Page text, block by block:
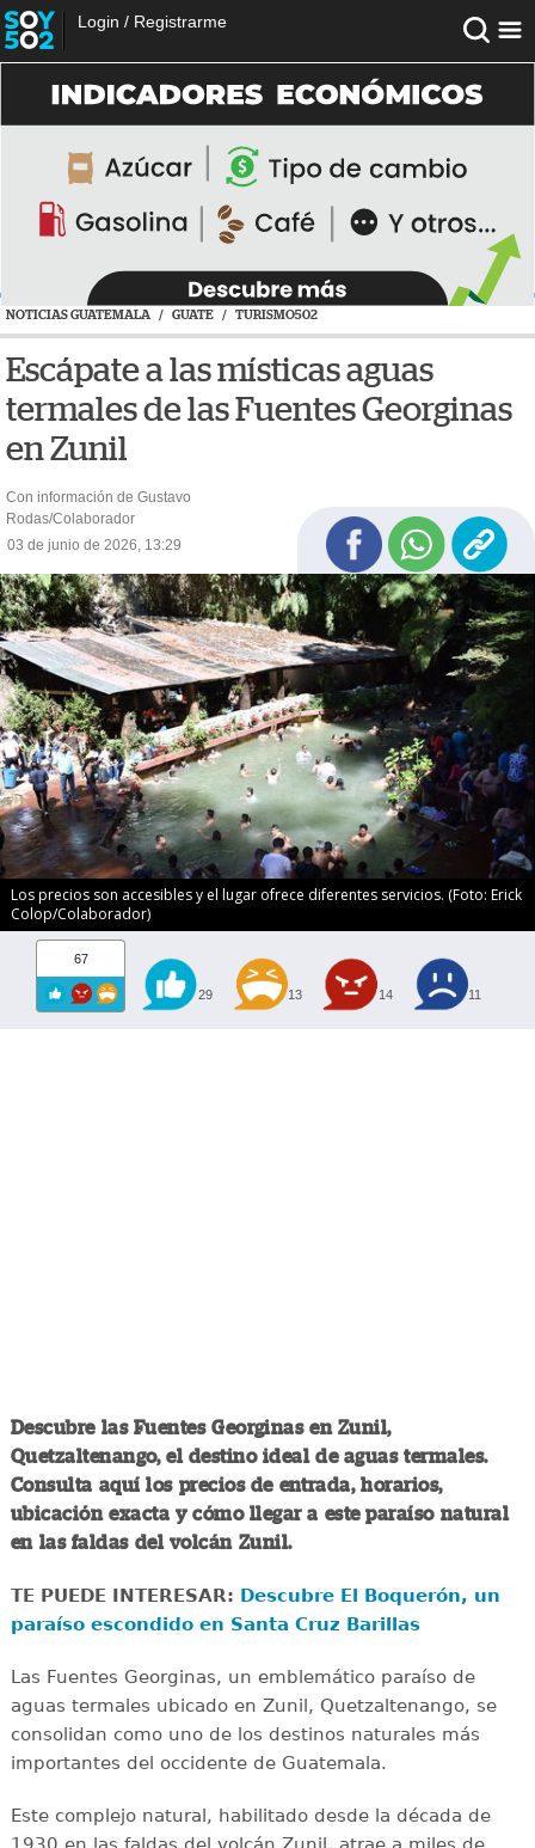
Login / Registrarme
NOTICIAS GUATEMALA / GUATE / TURISMO502
Escápate a las místicas aguas
termales de las Fuentes Georginas
en Zunil
Con información de Gustavo
Rodas/Colaborador
03 de junio de 2026, 13:29
Los precios son accesibles y el lugar ofrece diferentes servicios. (Foto: Erick
Colop/Colaborador)
67
29 13 14 11
Descubre las Fuentes Georginas en Zunil,
Quetzaltenango, el destino ideal de aguas termales.
Consulta aquí los precios de entrada, horarios,
ubicación exacta y cómo llegar a este paraíso natural
en las faldas del volcán Zunil.
TE PUEDE INTERESAR: Descubre El Boquerón, un
paraíso escondido en Santa Cruz Barillas
Las Fuentes Georginas, un emblemático paraíso de
aguas termales ubicado en Zunil, Quetzaltenango, se
consolidan como uno de los destinos naturales más
importantes del occidente de Guatemala.
Este complejo natural, habilitado desde la década de